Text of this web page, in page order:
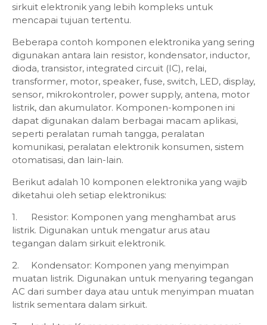
sirkuit elektronik yang lebih kompleks untuk
mencapai tujuan tertentu.
Beberapa contoh komponen elektronika yang sering
digunakan antara lain resistor, kondensator, inductor,
dioda, transistor, integrated circuit (IC), relai,
transformer, motor, speaker, fuse, switch, LED, display,
sensor, mikrokontroler, power supply, antena, motor
listrik, dan akumulator. Komponen-komponen ini
dapat digunakan dalam berbagai macam aplikasi,
seperti peralatan rumah tangga, peralatan
komunikasi, peralatan elektronik konsumen, sistem
otomatisasi, dan lain-lain.
Berikut adalah 10 komponen elektronika yang wajib
diketahui oleh setiap elektronikus:
1.
Resistor: Komponen yang menghambat arus
listrik. Digunakan untuk mengatur arus atau
tegangan dalam sirkuit elektronik.
2.
Kondensator: Komponen yang menyimpan
muatan listrik. Digunakan untuk menyaring tegangan
AC dari sumber daya atau untuk menyimpan muatan
listrik sementara dalam sirkuit.